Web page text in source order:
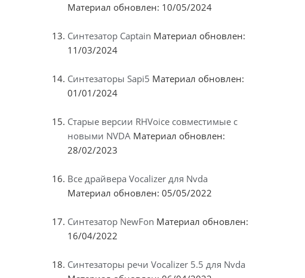
Материал обновлен: 10/05/2024
Синтезатор Captain Материал обновлен:
11/03/2024
Синтезаторы Sapi5 Материал обновлен:
01/01/2024
Старые версии RHVoice совместимые с
новыми NVDA Материал обновлен:
28/02/2023
Все драйвера Vocalizer для Nvda
Материал обновлен: 05/05/2022
Синтезатор NewFon Материал обновлен:
16/04/2022
Синтезаторы речи Vocalizer 5.5 для Nvda